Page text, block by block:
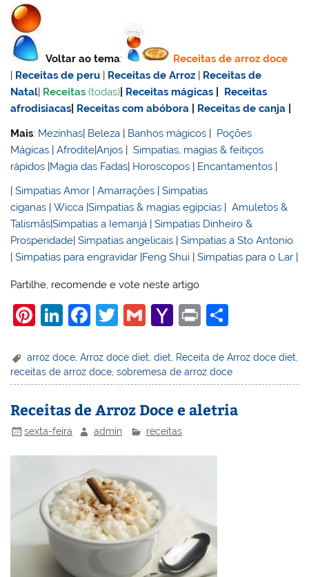
Voltar ao tema: Receitas dearroz doce
| Receitas de peru | Receitas de Arroz | Receitas de
Natal| Receitas (todas) Receitas mágicas
Receitas
afrodisiacas Receitas com abóbora Receitas de canja
Mais: Mezinhas| Beleza | Banhos mágicos | Poções
Mágicas |Afrodite|Anjos |Simpatias, magias & feitiços
rápidos |Magia das Fadas| Horoscopos | Encantamentos |
|Simpatias Amor |Amarrações |Simpatias
ciganas |Wicca |Simpatias & magias egípcias |Amuletos &
Talismãs|Simpatias a Iemanjá |Simpatias Dinheiro &
Prosperidade|Simpatias angelicais |Simpatias a Sto Antonio
|Simpatias para engravidar |Feng Shui |Simpatias para o Lar |
Partilhe, recomende e vote neste artigo
Pi
er
e
st
Li
k
e
dI
n
F
c
e
b
o
k
T
itt
er
G
ai
l
Y
h
o
o
M
Pr
t
ar
e
arroz doce ,Arroz doce diet ,diet Receita de Arroz doce diet
receitas de arroz doce ,sobremesa de arroz doce
Receitas de Arroz Doce e aletria
sexta-feira admin receitas